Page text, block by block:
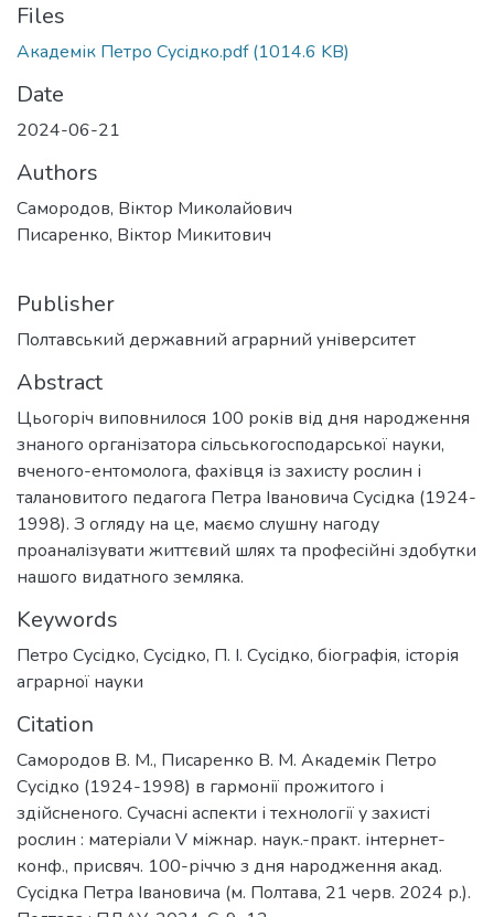
Files
Академік Петро Сусідко.pdf(1014.6 KB)
Date
2024-06-21
Authors
Самородов, Віктор Миколайович
Писаренко, Віктор Микитович
Publisher
Полтавський державний аграрний університет
Abstract
Цьогоріч виповнилося 100 років від дня народження
знаного організатора сільськогосподарської науки,
вченого-ентомолога, фахівця із захисту рослин і
талановитого педагога Петра Івановича Сусідка (1924-
1998). З огляду на це, маємо слушну нагоду
проаналізувати життєвий шлях та професійні здобутки
нашого видатного земляка.
Keywords
Петро Сусідко, Сусідко, П. І. Сусідко, біографія, історія
аграрної науки
Citation
Самородов В. М., Писаренко В. М. Академік Петро
Сусідко (1924-1998) в гармонії прожитого і
здійсненого. Сучасні аспекти і технології у захисті
рослин : матеріали V міжнар. наук.-практ. інтернет-
конф., присвяч. 100-річчю з дня народження акад.
Сусідка Петра Івановича (м. Полтава, 21 черв. 2024 р.).